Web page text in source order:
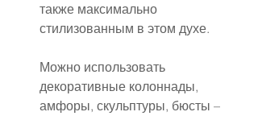
также максимально
стилизованным в этом духе.
Можно использовать
декоративные колоннады,
амфоры, скульптуры, бюсты –